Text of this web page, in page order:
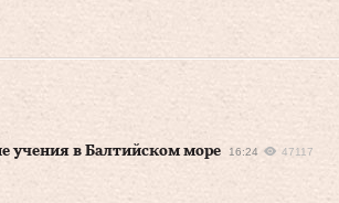
учения в Балтийском море
16:24 47117